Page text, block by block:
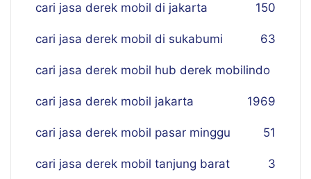
cari jasa derek mobil di jakarta 150
cari jasa derek mobil di sukabumi 63
cari jasa derek mobil hub derek mobilindo
69
cari jasa derek mobil jakarta 19
cari jasa derek mobil pasar minggu 51
cari jasa derek mobil tanjung barat 3